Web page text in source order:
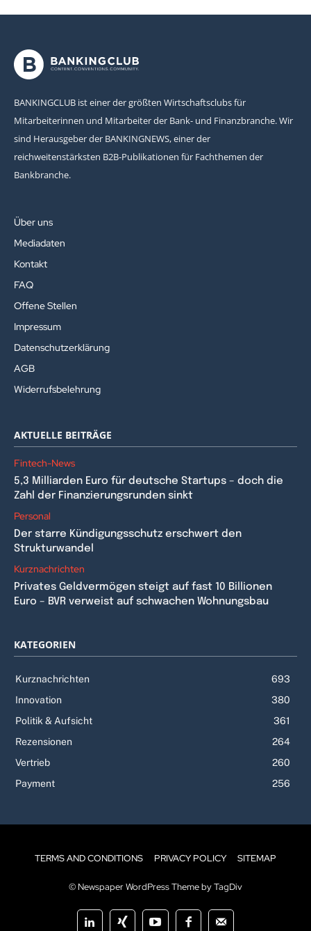
BANKINGCLUB ist einer der größten Wirtschaftsclubs für
Mitarbeiterinnen und Mitarbeiter der Bank- und Finanzbranche. Wir
sind Herausgeber der BANKINGNEWS, einer der
reichweitenstärksten B2B-Publikationen für Fachthemen der
Bankbranche.
Über uns
Mediadaten
Kontakt
FAQ
Offene Stellen
Impressum
Datenschutzerklärung
AGB
Widerrufsbelehrung
AKTUELLE BEITRÄGE
Fintech-News
5,3 Milliarden Euro für deutsche Startups – doch die
Zahl der Finanzierungsrunden sinkt
Personal
Der starre Kündigungsschutz erschwert den
Strukturwandel
Kurznachrichten
Privates Geldvermögen steigt auf fast 10 Billionen
Euro – BVR verweist auf schwachen Wohnungsbau
KATEGORIEN
Kurznachrichten
693
Innovation
380
Politik & Aufsicht
361
Rezensionen
264
Vertrieb
260
Payment
256
TERMS AND CONDITIONS PRIVACY POLICY SITEMAP
© Newspaper WordPress Theme by TagDiv